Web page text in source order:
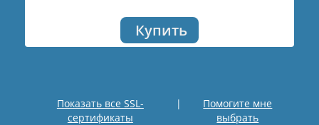
Купить
Показать все SSL-
сертификаты
|
Помогите мне
выбрать